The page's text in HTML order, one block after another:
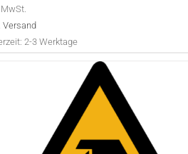
Versand
2-3 Werktage